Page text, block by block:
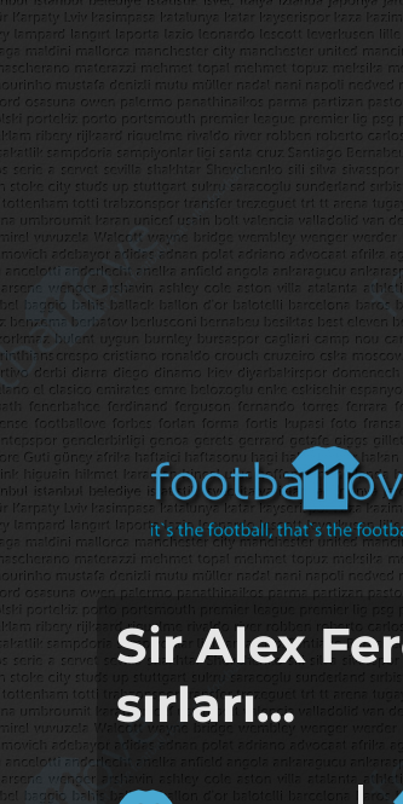
footbaLLove
it's the football, that's the
Sir Alex
sırları…